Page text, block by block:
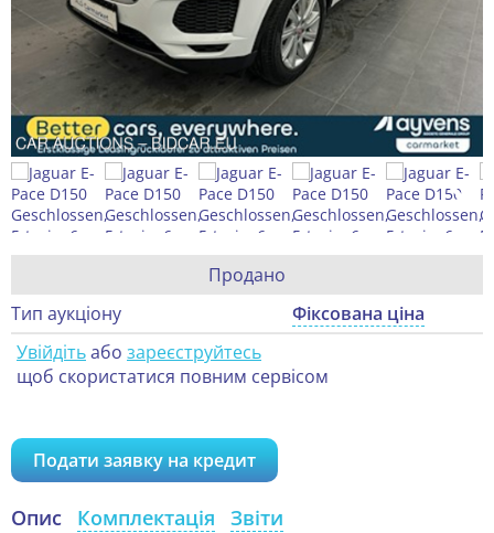
Продано
Тип аукціону
Фіксована ціна
Увійдітьабо зареєструйтесь
щоб скористатися повним сервісом
Подати заявку на кредит
Опис Комплектація Звіти